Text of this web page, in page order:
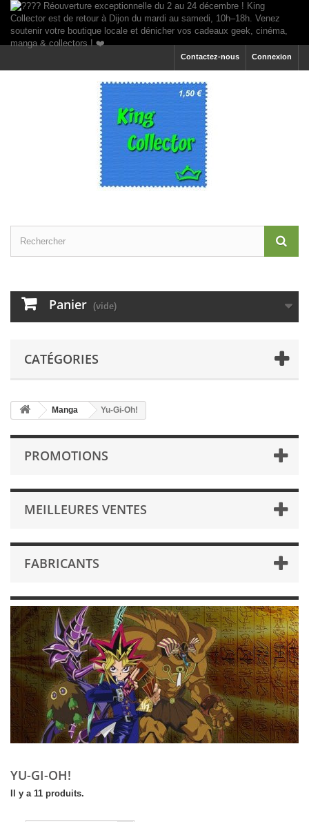
Connexion
Contactez-nous
Panier (vide)
CATÉGORIES
Manga Yu-Gi-Oh!
PROMOTIONS
MEILLEURES VENTES
FABRICANTS
YU-GI-OH!
Il y a 11 produits.